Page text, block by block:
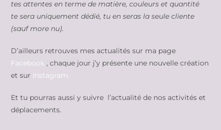
tes attentes en terme de matière, couleurs et quantité
te sera uniquement dédié, tu en seras la seule cliente
(sauf more nu).
D’ailleurs retrouves mes actualités sur ma page
Facebook , chaque jour j’y présente une nouvelle création
et sur Instagram.
Et tu pourras aussi y suivre l’actualité de nos activités et
déplacements.